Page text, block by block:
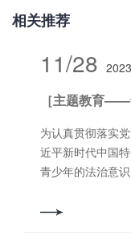
相关推荐
11/28 2023
为认真贯彻落实
近平新时代中国
青少年的法治意
应邀到洛阳市实